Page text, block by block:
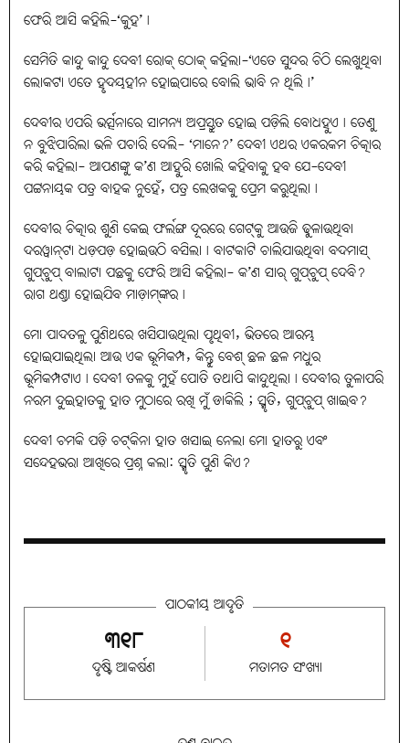
ଫେରି ଆସି କହିଲି-‘କୁହ’।
ସେମିତି କାନ୍ଦୁ କାନ୍ଦୁ ଦେବୀ ରୋକ୍‌ ଠୋକ୍‌ କହିଲା-‘ଏତେ ସୁନ୍ଦର ଚିଠି ଲେଖୁଥିବା
ଲୋକଟା ଏତେ ହୃଦୟହୀନ ହୋଇପାରେ ବୋଲି ଭାବି ନ ଥିଲି।’
ଦେବୀର ଏପରି ଭର୍ତ୍ସନାରେ ସାମନ୍ୟ ଅପ୍ରସ୍ତୁତ ହୋଇ ପଡ଼ିଲି ବୋଧହୁଏ। ତେଣୁ
ନ ବୁଝିପାରିଲା ଭଳି ପଚାରି ଦେଲି- ‘ମାନେ?’ ଦେବୀ ଏଥର ଏକରକମ ଚିତ୍କାର
କରି କହିଲା- ଆପଣଙ୍କୁ କ’ଣ ଆହୁରି ଖୋଲି କହିବାକୁ ହବ ଯେ-ଦେବୀ
ପଟ୍ଟନାୟକ ପତ୍ର ବାହକ ନୁହେଁ, ପତ୍ର ଲେଖକକୁ ପ୍ରେମ କରୁଥିଲା।
ଦେବୀର ଚିତ୍କାର ଶୁଣି କେଇ ଫର୍ଲଙ୍ଗ ଦୂରରେ ଗେଟ୍‌କୁ ଆଉଜି ଢୁଳାଉଥିବା
ଦରୱାନ୍‌ଟା ଧଡ଼ପଡ଼ ହୋଇଉଠି ବସିଲା। ବାଟକାଟି ଚାଲିଯାଉଥିବା ବଦମାସ୍‌
ଗୁପ୍‌ଚୁପ୍‌ ବାଲାଟା ପଛକୁ ଫେରି ଆସି କହିଲା- କ’ଣ ସାର୍‌ ଗୁପ୍‌ଚୁପ୍‌ ଦେବି?
ରାଗ ଥଣ୍ଡା ହୋଇଯିବ ମାଡ଼ାମ୍‌ଙ୍କର।
ମୋ ପାଦତଳୁ ପୁଣିଥରେ ଖସିଯାଉଥିଲା ପୃଥିବୀ, ଭିତରେ ଆରମ୍ଭ
ହୋଇଯାଇଥିଲା ଆଉ ଏକ ଭୂମିକମ୍ପ, କିନ୍ତୁ ବେଶ୍‌ ଛଳ ଛଳ ମଧୁର
ଭୂମିକମ୍ପଟାଏ। ଦେବୀ ତଳକୁ ମୁହଁ ପୋତି ତଥାପି କାନ୍ଦୁଥିଲା। ଦେବୀର ତୁଳାପରି
ନରମ ଦୁଇହାତକୁ ହାତ ମୁଠାରେ ରଖି ମୁଁ ଡାକିଲି ; ସ୍ମୃତି, ଗୁପ୍‌ଚୁପ୍‌ ଖାଇବ?
ଦେବୀ ଚମକି ପଡ଼ି ଚଟ୍‌କିନା ହାତ ଖସାଇ ନେଲା ମୋ ହାତରୁ ଏବଂ
ସନ୍ଦେହଭରା ଆଖିରେ ପ୍ରଶ୍ନ କଲା: ସ୍ମୃତି ପୁଣି କିଏ?
ପାଠକୀୟ ଆଦୃତି
୩୧୮
ଦୃଷ୍ଟି ଆକର୍ଷଣ
୧
ମତାମତ ସଂଖ୍ୟା